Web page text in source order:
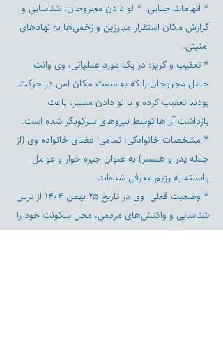
* اتهامات جنایی: * لو دادن مجروحان: شناسایی و
گزارش مکان استقرار مبارزین و زخمی‌ها به نهادهای
امنیتی.
* تعقیب و گریز: در یک مورد عملیاتی، وی وانت
حامل مجروحان را که به سمت مکان امن در حرکت
بودند تعقیب کرده و با لو دادن مسیر، باعث
بازداشت آن‌ها توسط نیروهای سرکوبگر شده است.
* مشخصات خانوادگی: تمامی اعضای خانواده وی (از
جمله پدر و همسر) به عنوان جیره خوار و عوامل
وابسته به رژیم معرفی شده‌اند.
* وضعیت فعلی: وی در تاریخ ۲۵ بهمن ۱۴۰۴ از ترس
شناسایی و واکنش‌های مردمی، محل سکونت خود را
تغییر داده است.